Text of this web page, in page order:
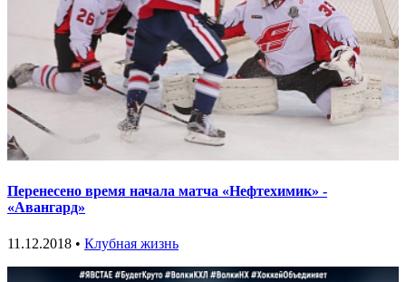
Перенесено время начала матча «Нефтехимик» -
«Авангард»
11.12.2018 • Клубная жизнь